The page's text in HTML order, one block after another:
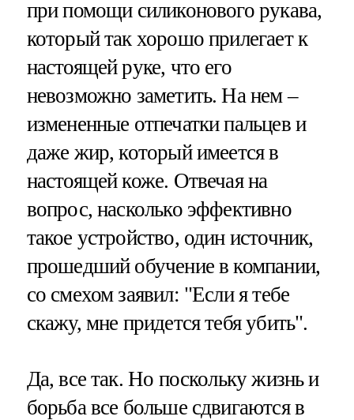
при помощи силиконового рукава,
который так хорошо прилегает к
настоящей руке, что его
невозможно заметить. На нем –
измененные отпечатки пальцев и
даже жир, который имеется в
настоящей коже. Отвечая на
вопрос, насколько эффективно
такое устройство, один источник,
прошедший обучение в компании,
со смехом заявил: "Если я тебе
скажу, мне придется тебя убить".
Да, все так. Но поскольку жизнь и
борьба все больше сдвигаются в